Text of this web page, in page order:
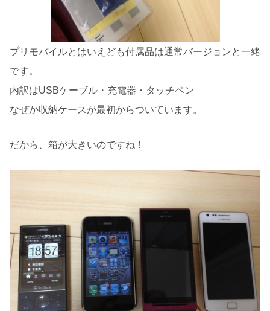
プリモバイルとはいえども付属品は通常バージョンと一緒
です。
内訳はUSBケーブル・充電器・タッチペン
なぜか収納ケースが最初からついています。
だから、箱が大きいのですね！